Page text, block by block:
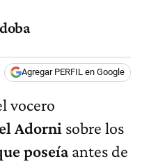
Agregar PERFIL en Google
vocero
Adorni sobre los
poseíaantes de